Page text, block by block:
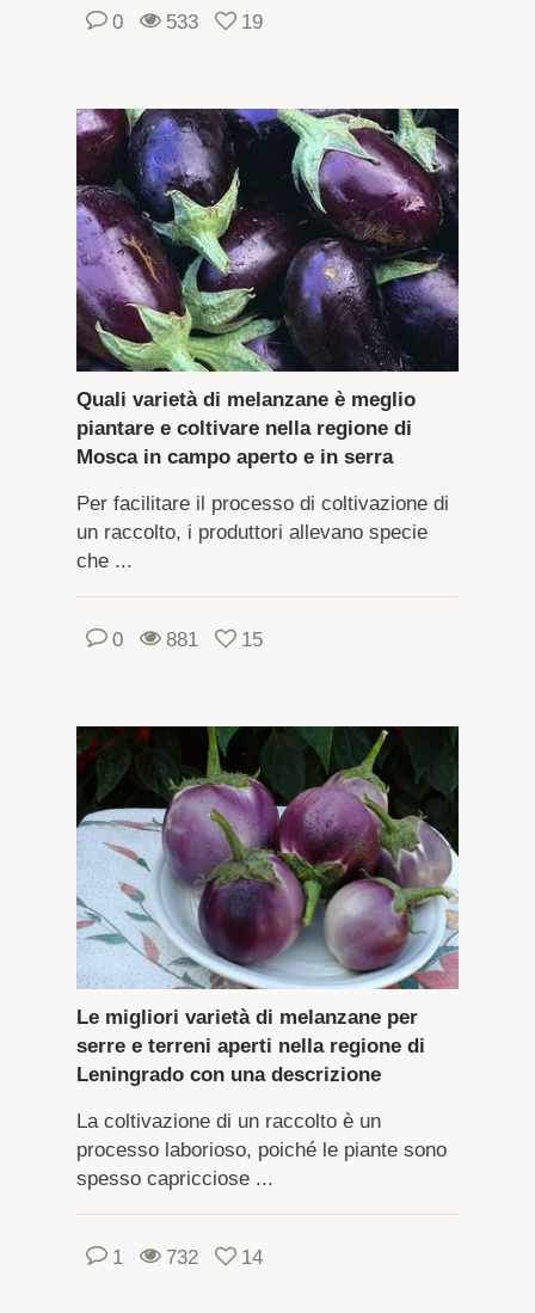
0 533 19
Quali varietà di melanzane è meglio
piantare e coltivare nella regione di
Mosca in campo aperto e in serra
Per facilitare il processo di coltivazione di
un raccolto, i produttori allevano specie
che ...
0 881 15
Le migliori varietà di melanzane per
serre e terreni aperti nella regione di
Leningrado con una descrizione
La coltivazione di un raccolto è un
processo laborioso, poiché le piante sono
spesso capricciose ...
1 732 14